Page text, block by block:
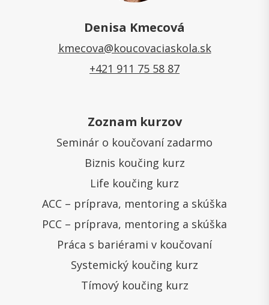
Denisa Kmecová
kmecova@koucovaciaskola.sk
+421 911 75 58 87
Zoznam kurzov
Seminár o koučovaní zadarmo
Biznis koučing kurz
Life koučing kurz
ACC – príprava, mentoring a skúška
PCC – príprava, mentoring a skúška
Práca s bariérami v koučovaní
Systemický koučing kurz
Tímový koučing kurz